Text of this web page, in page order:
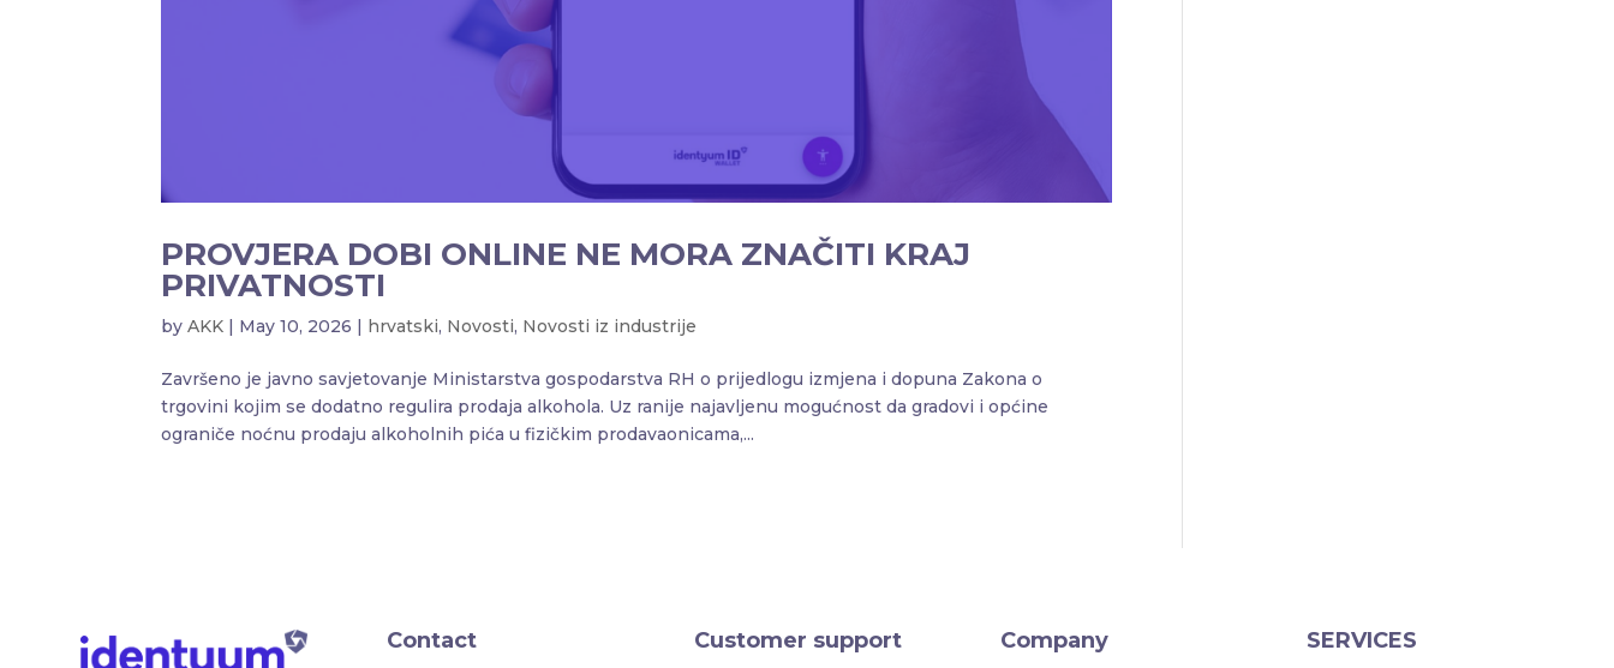
PROVJERA DOBI ONLINE NE MORA ZNAČITI KRAJ
PRIVATNOSTI
byAKK | May 10, 2026 | hrvatski, Novosti, Novosti iz industrije
Završeno je javno savjetovanje Ministarstva gospodarstva RH o prijedlogu izmjena i dopuna Zakona o
trgovini kojim se dodatno regulira prodaja alkohola. Uz ranije najavljenu mogućnost da gradovi i općine
ograniče noćnu prodaju alkoholnih pića u fizičkim prodavaonicama,...
Contact Customer support Company SERVICES